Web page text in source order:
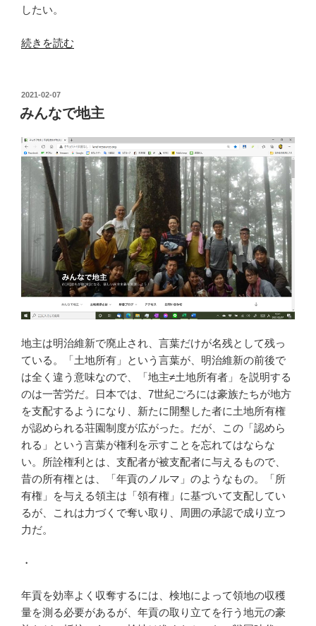
したい。
“岐
進
む”
続きを読む
投
稿
日:
2021-02-07
みんなで地主
地主は明治維新で廃止され、言葉だけが名残として残っ
ている。「土地所有」という言葉が、明治維新の前後で
は全く違う意味なので、「地主≠土地所有者」を説明する
のは一苦労だ。日本では、7世紀ごろには豪族たちが地方
を支配するようになり、新たに開墾した者に土地所有権
が認められる荘園制度が広がった。だが、この「認めら
れる」という言葉が権利を示すことを忘れてはならな
い。所詮権利とは、支配者が被支配者に与えるもので、
昔の所有権とは、「年貢のノルマ」のようなもの。「所
有権」を与える領主は「領有権」に基づいて支配してい
るが、これは力づくで奪い取り、周囲の承認で成り立つ
力だ。
・
年貢を効率よく収奪するには、検地によって領地の収穫
量を測る必要があるが、年貢の取り立てを行う地元の豪